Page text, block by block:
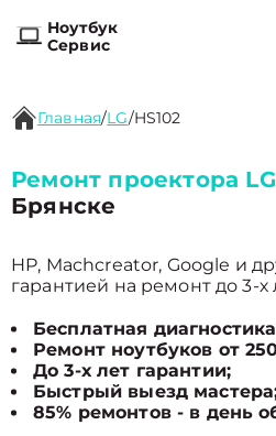
Ноутбук
Сервис
Главная/LG/HS102
Ремонт проектора LG
Брянске
HP, Machcreator, Google и
гарантией на ремонт до 3-х
Бесплатная
Ремонт ноутбуков от
До 3-х лет гарантии;
Быстрый выезд
85% ремонтов - в день